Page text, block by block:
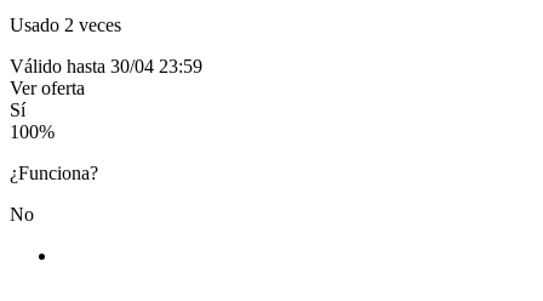
Usado 2 veces
Válido hasta 30/04 23:59
Ver oferta
Sí
100%
¿Funciona?
No